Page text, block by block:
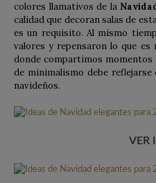
colores llamativos de la
calidad que decoran salas de
es un requisito. Al mismo
valores y repensaron lo que
donde compartimos
de minimalismo debe
navideños.
VER